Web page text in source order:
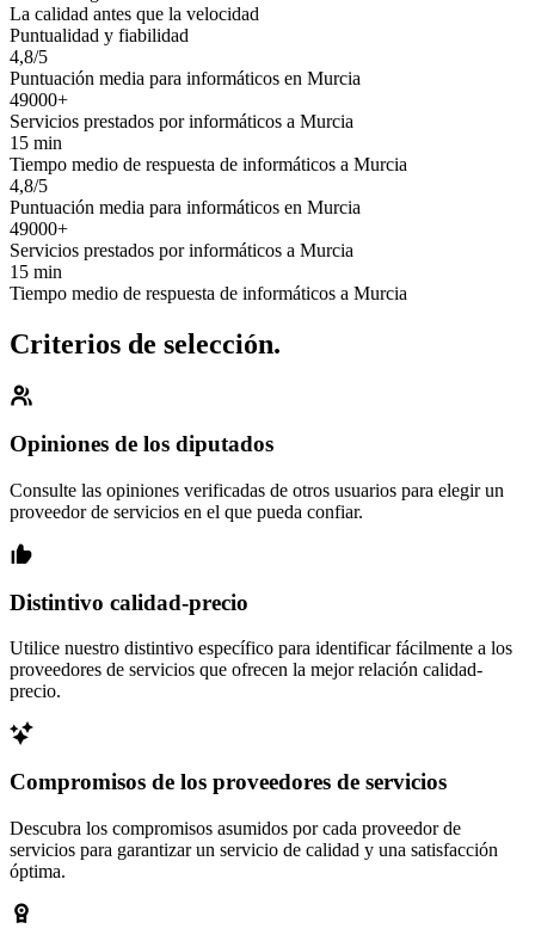
La calidad antes que la velocidad
Puntualidad y fiabilidad
4,8/5
Puntuación media para informáticos en Murcia
49000+
Servicios prestados por informáticos a Murcia
15 min
Tiempo medio de respuesta de informáticos a Murcia
4,8/5
Puntuación media para informáticos en Murcia
49000+
Servicios prestados por informáticos a Murcia
15 min
Tiempo medio de respuesta de informáticos a Murcia
Criterios de selección.
Opiniones de los diputados
Consulte las opiniones verificadas de otros usuarios para elegir un
proveedor de servicios en el que pueda confiar.
Distintivo calidad-precio
Utilice nuestro distintivo específico para identificar fácilmente a los
proveedores de servicios que ofrecen la mejor relación calidad-
precio.
Compromisos de los proveedores de servicios
Descubra los compromisos asumidos por cada proveedor de
servicios para garantizar un servicio de calidad y una satisfacción
óptima.